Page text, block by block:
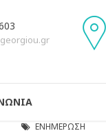
ΕΝΗΜΈΡΩΣΗ